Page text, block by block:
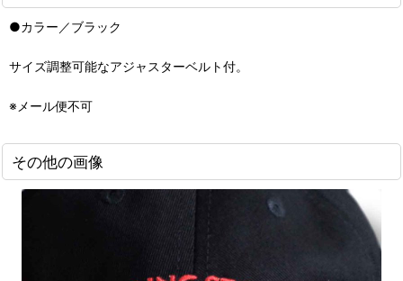
●カラー／ブラック
サイズ調整可能なアジャスターベルト付。
※メール便不可
その他の画像